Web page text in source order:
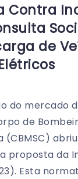
Contra
de
do mercado
de
(CBMSC)
proposta da
Esta